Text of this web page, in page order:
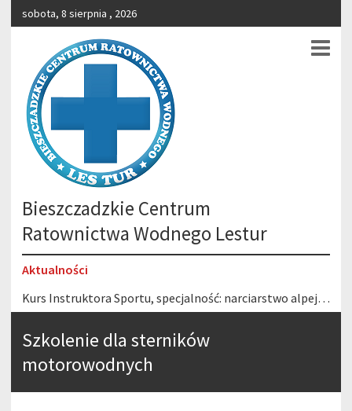
sobota, 8 sierpnia , 2026
Bieszczadzkie Centrum
Ratownictwa Wodnego Lestur
Aktualności
Kurs Instruktora Sportu, specjalność: narciarstwo alpejskie 6-22.02.2026 r. Stacja Narciarska Gromadzyń – Ustrzyki Dolne
Wesołych Świąt Wielkanocnych!
Szkolenie dla sterników
motorowodnych